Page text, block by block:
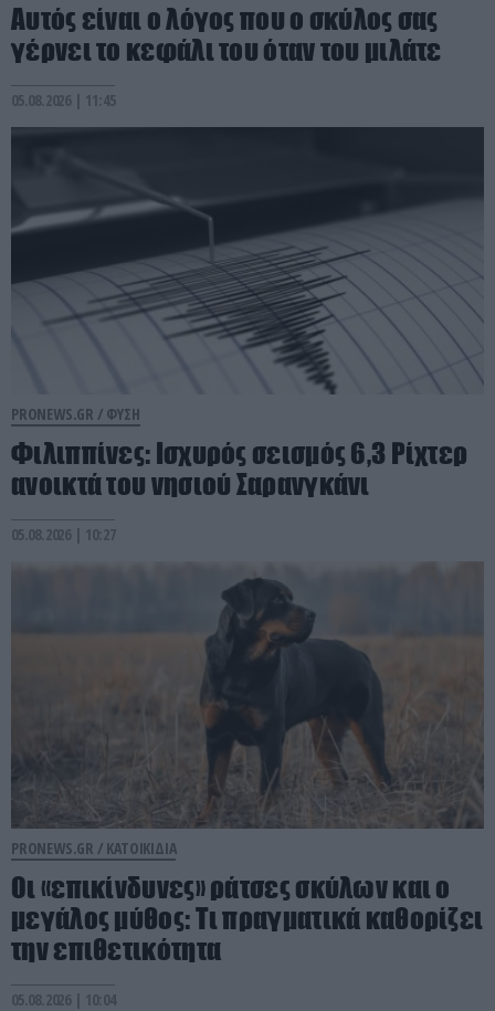
Αυτός είναι ο λόγος που ο σκύλος σας
γέρνει το κεφάλι του όταν του μιλάτε
05.08.2026 | 11:45
PRONEWS.GR / ΦΥΣΗ
Φιλιππίνες: Ισχυρός σεισμός 6,3 Ρίχτερ
ανοικτά του νησιού Σαρανγκάνι
05.08.2026 | 10:27
PRONEWS.GR / ΚΑΤΟΙΚΙΔΙΑ
Οι «επικίνδυνες» ράτσες σκύλων και ο
μεγάλος μύθος: Τι πραγματικά καθορίζει
την επιθετικότητα
05.08.2026 | 10:04